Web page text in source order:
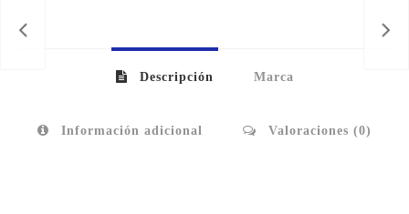
Descripción Marca
Información adicional Valoraciones (0)